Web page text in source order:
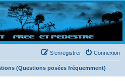
de Bretagne . Bonne navigation sur le site
Connexion
S’enregistrer
(Questions posées fréquemment)